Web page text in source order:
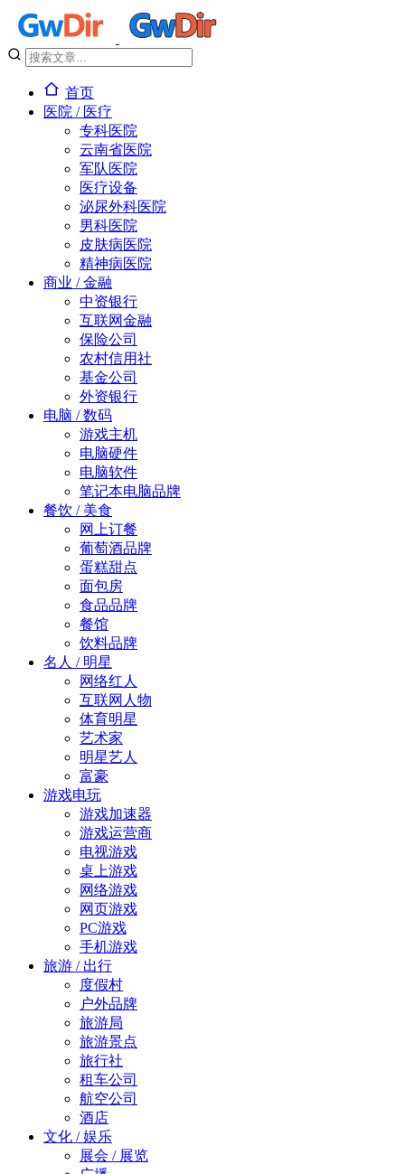
首页
医院 / 医疗
专科医院
云南省医院
军队医院
医疗设备
泌尿外科医院
男科医院
皮肤病医院
精神病医院
商业 / 金融
中资银行
互联网金融
保险公司
农村信用社
基金公司
外资银行
电脑 / 数码
游戏主机
电脑硬件
电脑软件
笔记本电脑品牌
餐饮 / 美食
网上订餐
葡萄酒品牌
蛋糕甜点
面包房
食品品牌
餐馆
饮料品牌
名人 / 明星
网络红人
互联网人物
体育明星
艺术家
明星艺人
富豪
游戏电玩
游戏加速器
游戏运营商
电视游戏
桌上游戏
网络游戏
网页游戏
PC游戏
手机游戏
旅游 / 出行
度假村
户外品牌
旅游局
旅游景点
旅行社
租车公司
航空公司
酒店
文化 / 娱乐
展会 / 展览